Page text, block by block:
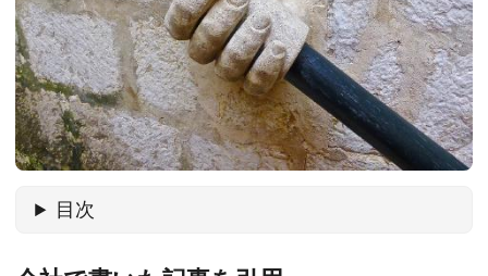
目次